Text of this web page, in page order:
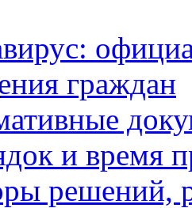
граждан
и время
решений,